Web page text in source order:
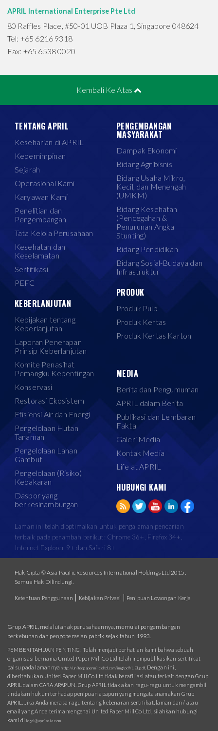
APRIL International Enterprise Pte Ltd
80 Raffles Place, #50-01 UOB Plaza 1, Singapore 048624
Tel: +65 6216 9318
Fax: +65 6538 0020
Kembali Ke Atas
TENTANG APRIL
Keseharian di APRIL
Kepemimpinan
Sejarah
Operasional Kami
Karyawan Kami
Penelitian dan
Pengembangan
Tata Kelola Perusahaan
Kesehatan dan
Keselamatan
Sertifikasi
PEFC
KEBERLANJUTAN
Kebijakan tentang
Keberlanjutan
Laporan Penerapan
Prinsip Keberlanjutan
Komite Penasihat
Pemangku Kepentingan
Konservasi
Restorasi Ekosistem
Efisiensi Air dan Energi
Pengelolaan Hutan
Tanaman
Pengelolaan Lahan
Gambut
Pengelolaan (Risiko)
Kebakaran
Dasbor yang
berkesinambungan
PENGEMBANGAN
MASYARAKAT
Dampak Ekonomi
Bidang Agribisnis
Bidang Usaha Mikro,
Kecil, dan Menengah
(UMKM)
Bidang Kesehatan
(Pencegahan &
Penurunan Angka
Stunting)
Bidang Pendidikan
Bidang Sosial-Budaya dan
Infrastruktur
PRODUK
Produk Pulp
Produk Kertas
Produk Kertas Karton
MEDIA
Berita dan Pengumuman
APRIL dalam Berita
Publikasi dan Lembaran
Fakta
Galeri Media
Kontak Media
Life at APRIL
HUBUNGI KAMI
Laman ini telah dioptimalkan untuk pengalaman pencarian
terbaik pada perambah berikut: Chrome 36+, Firefox 34+,
Internet Explorer 9+ dan Safari 8+.
Hak Cipta © Asia Pacific Resources International Holdings Ltd 2015.
Semua Hak Dilindungi.
Ketentuan Penggunaan | Kebijakan Privasi | Penipuan Lowongan Kerja
Grup APRIL, melalui anak perusahaannya, memulai pengembangan
perkebunan dan pengoperasian pabrik sejak tahun 1993.
PEMBERITAHUAN PENTING: Telah menjadi perhatian kami bahwa sebuah
organisasi bernama United Paper Mill Co Ltd telah mempublikasikan sertifikat
palsu pada lamannyahttp://unitedpapermillcoltd.com/img/pdf/LEI.pdf . Dengan ini,
diberitahukan United Paper Mill Co Ltd tidak berafiliasi atau terkait dengan Grup
APRIL dalam CARA APAPUN. Grup APRIL tidak akan ragu-ragu untuk mengambil
tindakan hukum terhadap penipuan apapun yang mengatasnamakan Grup
APRIL. Jika Anda merasa ragu tentang kebenaran sertifikat, laman dan / atau
email yang Anda terima mengenai United Paper Mill Co Ltd, silahkan hubungi
kami di legal@aprilasia.com